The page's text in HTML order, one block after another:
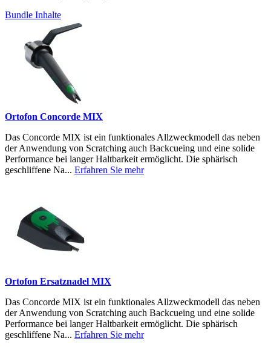
Bundle Inhalte
Ortofon Concorde MIX
Das Concorde MIX ist ein funktionales Allzweckmodell das neben
der Anwendung von Scratching auch Backcueing und eine solide
Performance bei langer Haltbarkeit ermöglicht. Die sphärisch
geschliffene Na... Erfahren Sie mehr
Ortofon Ersatznadel MIX
Das Concorde MIX ist ein funktionales Allzweckmodell das neben
der Anwendung von Scratching auch Backcueing und eine solide
Performance bei langer Haltbarkeit ermöglicht. Die sphärisch
geschliffene Na... Erfahren Sie mehr